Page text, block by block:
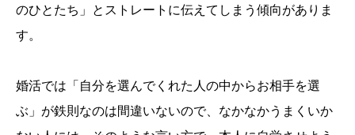
のひとたち」とストレートに伝えてしまう傾向がありま
す。
婚活では「自分を選んでくれた人の中からお相手を選
ぶ」が鉄則なのは間違いないので、なかなかうまくいか